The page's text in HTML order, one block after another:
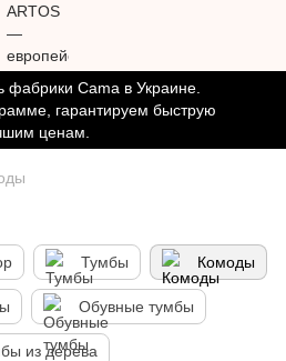
фабрики Cama в Украине.
гарантируем быструю
ценам.
Тумбы Комоды
Обувные тумбы
из дерева